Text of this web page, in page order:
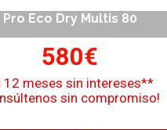
Pro Eco Dry Multis 80
580€
12 meses sin intereses**
sin compromiso!